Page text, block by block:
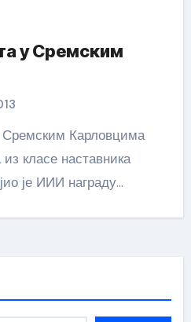
у Сремским
класе наставника
је ИИИ награду…